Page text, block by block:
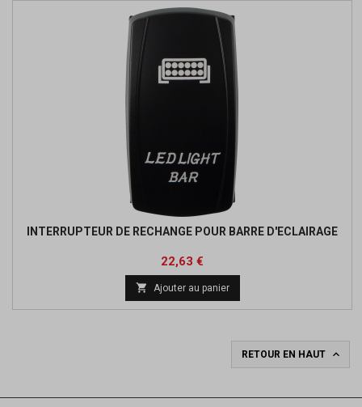
INTERRUPTEUR DE RECHANGE POUR BARRE D'ECLAIRAGE
Prix
22,63 €
base
 Ajouter au panier
RETOUR EN HAUT 